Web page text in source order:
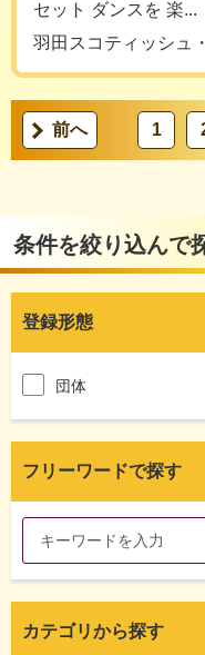
セット ダンスを 楽...
羽田スコティッシュ
前へ 1
条件を絞り込んで
登録形態
団体
フリーワードで探す
カテゴリから探す